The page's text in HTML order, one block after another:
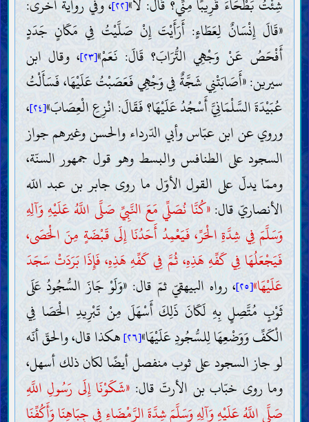
شِئْتُ بَطْحَاءَ قَرِيبًا مِنِّي؟ قَالَ: لَا»[٢٢] ، وفي رواية أخرى:
«قَالَ إِنْسَانٌ لِعَطَاءٍ: أَرَأَيْتَ إِنْ صَلَّيْتُ فِي مَكَانٍ جَدَدٍ
أَفْحَصُ عَنْ وَجْهِي التُّرَابَ؟ قَالَ: نَعَمْ»[٢٣]
، وقال ابن
سيرين: «أَصَابَتْنِي شَجَّةٌ فِي وَجْهِي فَعَصَبْتُ عَلَيْهَا، فَسَأَلْتُ
عُبَيْدَةَ السَّلْمَانِيَّ أَسْجُدُ عَلَيْهَا؟ فَقَالَ: انْزِعِ الْعِصَابَ»[٢٤]
،
وروي عن ابن عبّاس وأبي الدّرداء والحسن وغيرهم جواز
السجود على الطنافس والبسط وهو قول جمهور السنّة،
وممّا يدلّ على القول الأوّل ما روى جابر بن عبد اللّه
الأنصاريّ قال:«كُنَّا نُصَلِّي مَعَ النَّبِيِّ صَلَّى اللَّهُ عَلَيْهِ وَآلِهِ
وَسَلَّمَ فِي شِدَّةِ الْحَرِّ، فَيَعْمِدُ أَحَدُنَا إِلَى قَبْضَةٍ مِنَ الْحَصَى،
فَيَجْعَلُهَا فِي كَفِّهِ هَذِهِ، ثُمَّ فِي كَفِّهِ هَذِهِ، فَإِذَا بَرَدَتْ سَجَدَ
عَلَيْهَا»[٢٥]
، رواه البيهقيّ ثمّ قال: «وَلَوْ جَازَ السُّجُودُ عَلَى
ثَوْبٍ مُتَّصِلٍ بِهِ لَكَانَ ذَلِكَ أَسْهَلَ مِنْ تَبْرِيدِ الْحَصَا فِي
الْكَفِّ وَوَضْعِهَا لِلسُّجُودِ عَلَيْهَا»[٢٦]
هكذا قال، والحقّ أنّه
لو جاز السجود على ثوب منفصل أيضًا لكان ذلك أسهل،
وما روى خبّاب بن الأرتّ قال: «شَكَوْنَا إِلَى رَسُولِ اللَّهِ
صَلَّى اللَّهُ عَلَيْهِ وَآلِهِ وَسَلَّمَ شِدَّةَ الرَّمْضَاءِ فِي جِبَاهِنَا وَأَكُفِّنَا